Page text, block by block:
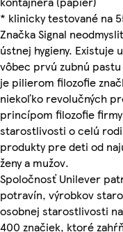
* klinicky testované na
Značka Signal
ústnej hygieny. Existuje
vôbec prvú zubnú
je pilierom filozofie
niekoľko revolučných
princípom filozofie
starostlivosti o celú
produkty pre deti od
ženy a mužov.
Spoločnosť Unilever
potravín, výrobkov
osobnej starostlivosti
400 značiek, ktoré